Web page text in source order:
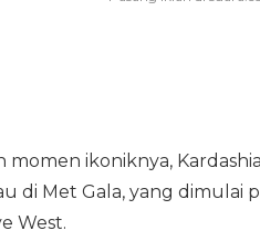
ikoniknya,
di Met Gala, yang dimulai
West.